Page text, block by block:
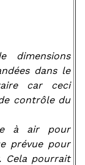
dimensions
dans le
car ceci
contrôle du
à air pour
prévue pour
Cela pourrait